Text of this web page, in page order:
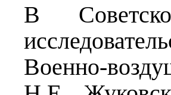
В
Военно-